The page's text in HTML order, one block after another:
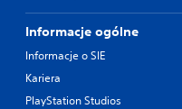
Informacje ogólne
Informacje o SIE
Kariera
PlayStation Studios